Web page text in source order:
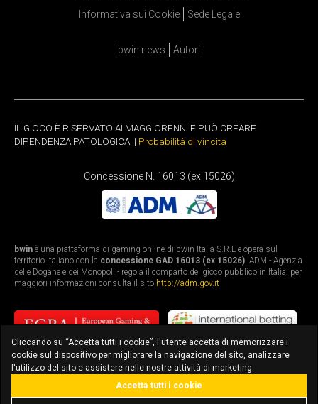
Informativa sui Cookie
Sede Legale
bwin news Autori
IL GIOCO È RISERVATO AI MAGGIORENNI E PUÒ CREARE
DIPENDENZA PATOLOGICA. | Probabilità di vincita
Concessione N. 16013 (ex 15026)
bwin è una piattaforma di gaming online di bwin Italia S.R.L e opera sul
territorio italiano con la concessione GAD 16013 (ex 15026). ADM - Agenzia
delle Dogane e dei Monopoli - regola il comparto del gioco pubblico in Italia: per
maggiori informazioni consulta il sito http://adm.gov.it
bonus fino a 3.010€ scarica l'app
Cliccando su “Accetta tutti i cookie”, l'utente accetta di memorizzare i
cookie sul dispositivo per migliorare la navigazione del sito, analizzare
l'utilizzo del sito e assistere nelle nostre attività di marketing.
Accetta tutti i cookie